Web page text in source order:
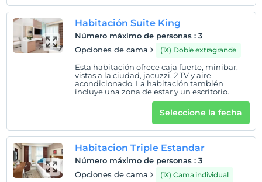
3 capacidades diferentes que respaldan la
oportunidad única de alojamiento. En nuestra sala de
reuniones, nuestra innovadora infraestructura
tecnológica y Nos preocupamos por la satisfacción de
servicio bien equipado.
Como The Merlot Hotel, buffet libre en el momento
más agradable del día Nuestros huéspedes pueden
disfrutar de una amplia variedad de sabores con la
opción de desayuno. puedes llegar. Ubicado dentro
del Hotel Merlot para una cena exclusiva Restaurante
Harbiye y Blackfish, que se encuentran en la zona
con sus ricos sabores Sirve a todos los invitados que
Habitación Suite King
Número máximo de personas : 3
Opciones de cama
(1X) Doble extragrande
Esta habitación ofrece caja fuerte, minibar,
vistas a la ciudad, jacuzzi, 2 TV y aire
acondicionado. La habitación también
incluye una zona de estar y un escritorio.
Seleccione la fecha
Habitacion Triple Estandar
Número máximo de personas : 3
Opciones de cama
(1X) Cama individual